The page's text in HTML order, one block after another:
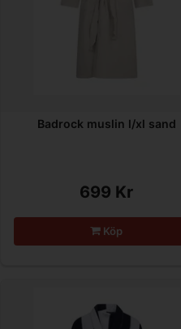
Badrock muslin l/xl sand
699 Kr
Köp